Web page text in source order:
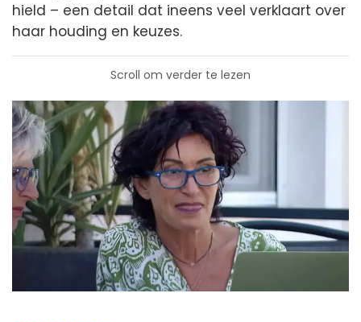
hield – een detail dat ineens veel verklaart over
haar houding en keuzes.
Scroll om verder te lezen